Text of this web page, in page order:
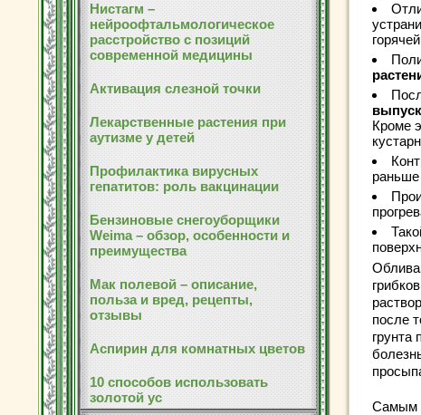
Нистагм –
нейроофтальмологическое
расстройство с позиций
современной медицины
Активация слезной точки
Лекарственные растения при
аутизме у детей
Профилактика вирусных
гепатитов: роль вакцинации
Бензиновые снегоуборщики
Weima – обзор, особенности и
преимущества
Мак полевой – описание,
польза и вред, рецепты,
отзывы
Аспирин для комнатных цветов
10 способов использовать
золотой ус
Кроме
раньше
после
грунта
Самым